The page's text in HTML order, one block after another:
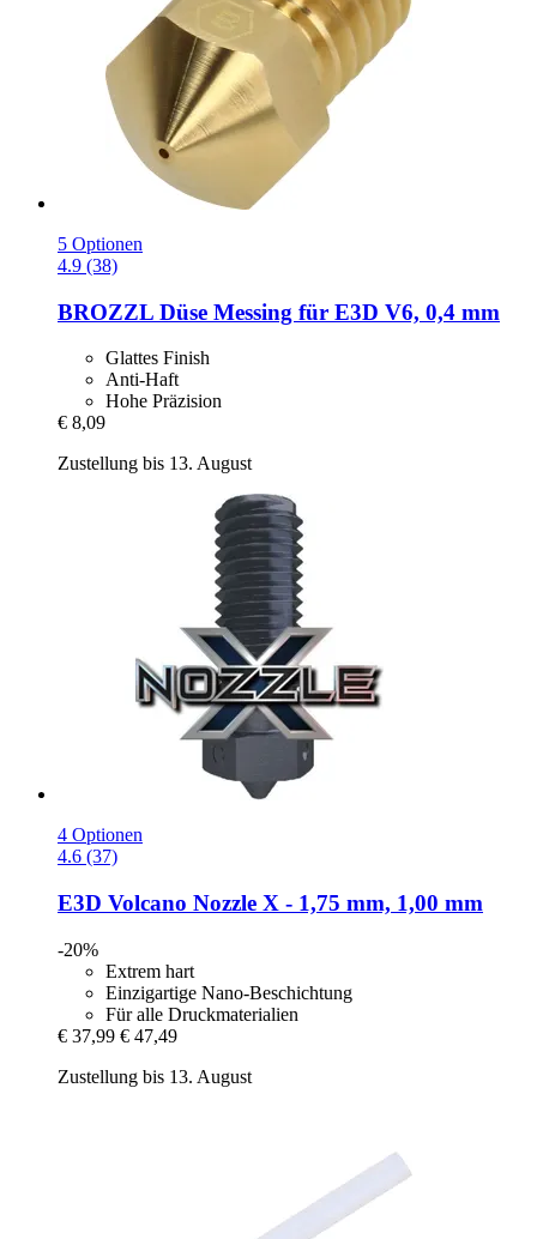
5 Optionen
4.9 (38)
BROZZL Düse Messing für E3D V6, 0,4 mm
Glattes Finish
Anti-Haft
Hohe Präzision
€ 8,09
Zustellung bis 13. August
4 Optionen
4.6 (37)
E3D Volcano Nozzle X -​ 1,75 mm, 1,00 mm
-20%
Extrem hart
Einzigartige Nano-Beschichtung
Für alle Druckmaterialien
€ 37,99 € 47,49
Zustellung bis 13. August